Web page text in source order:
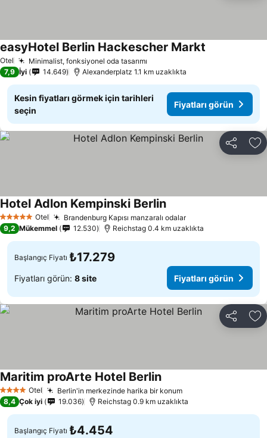
Otel Minimalist, fonksiyonel oda tasarımı
easyHotel Berlin Hackescher Markt
7,9 İyi 14.649 Alexanderplatz 1.1 km uzaklıkta
Kesin fiyatları görmek için tarihleri
seçin
Fiyatları görün
Paylaş
5 Yıldız Otel Brandenburg Kapısı manzaralı odalar
Hotel Adlon Kempinski Berlin
9,2 Mükemmel 12.530 Reichstag 0.4 km uzaklıkta
Başlangıç Fiyatı ₺17.279
Fiyatları görün: 8 site Fiyatları görün
Paylaş
4 Yıldız Otel Berlin'in merkezinde harika bir konum
Maritim proArte Hotel Berlin
8,4 Çok iyi 19.036 Reichstag 0.9 km uzaklıkta
Başlangıç Fiyatı ₺4.454